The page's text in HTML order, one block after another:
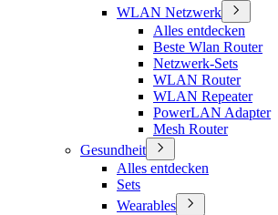
WLAN Netzwerk
Alles entdecken
Beste Wlan Router
Netzwerk-Sets
WLAN Router
WLAN Repeater
PowerLAN Adapter
Mesh Router
Gesundheit
Alles entdecken
Sets
Wearables